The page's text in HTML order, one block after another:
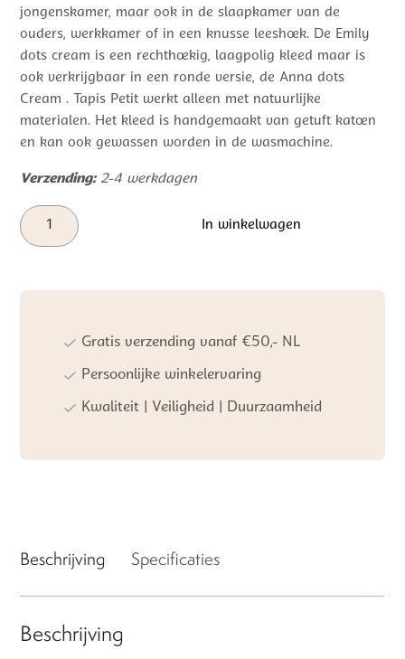
jongenskamer, maar ook in de slaapkamer van de
ouders, werkkamer of in een knusse leeshoek. De Emily
dots cream is een rechthoekig, laagpolig kleed maar is
ook verkrijgbaar in een ronde versie, de Anna dots
Cream . Tapis Petit werkt alleen met natuurlijke
materialen. Het kleed is handgemaakt van getuft katoen
en kan ook gewassen worden in de wasmachine.
Verzending:2-4 werkdagen
Tapis
Petit
Dots
In winkelwagen
Gratis verzending vanaf €50,- NL
Persoonlijke winkelervaring
Kwaliteit | Veiligheid | Duurzaamheid
Beschrijving Specificaties
Beschrijving